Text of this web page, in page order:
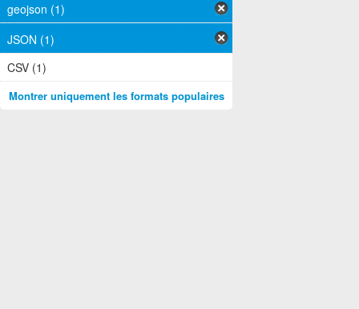
geojson (1)
JSON (1)
CSV (1)
Montrer uniquement les formats populaires